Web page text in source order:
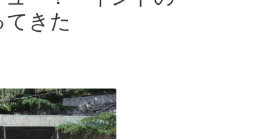
きた